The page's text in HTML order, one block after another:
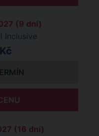
(9 dní)
Inclusive
(16 dní)